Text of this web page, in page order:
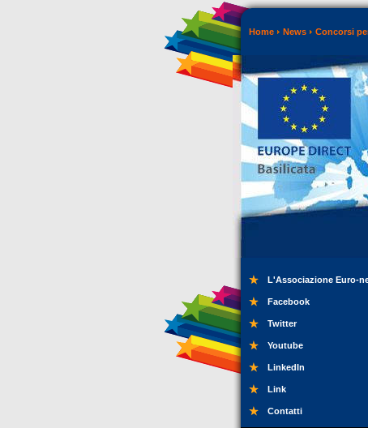
Home News Concorsi
L'Associazione Euro-
Facebook
Twitter
Youtube
LinkedIn
Link
Contatti